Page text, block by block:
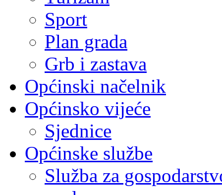
Sport
Plan grada
Grb i zastava
Općinski načelnik
Općinsko vijeće
Sjednice
Općinske službe
Služba za